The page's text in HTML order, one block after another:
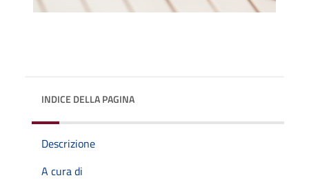
INDICE DELLA PAGINA
Descrizione
A cura di